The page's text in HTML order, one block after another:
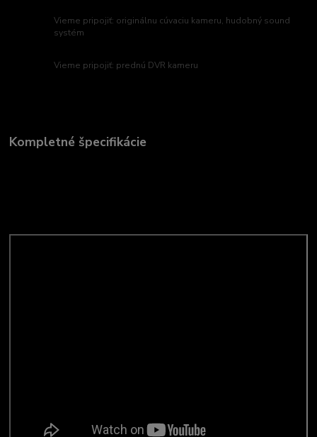
Vieme pripojiť: originálnu cúvaciu kameru, hudobný sound
systém
Vieme pripojiť: prednú DVR kameru
Kompletné špecifikácie